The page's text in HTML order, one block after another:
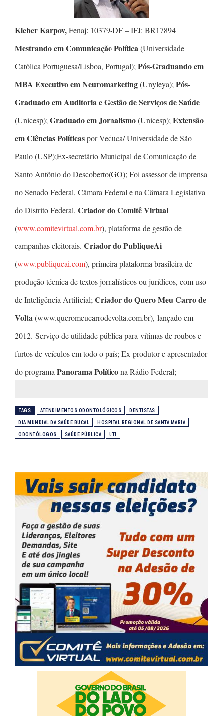
Kleber Karpov,Fenaj: 10379-DF – IFJ: BR17894
Mestrando em Comunicação Política(Universidade
Católica Portuguesa/Lisboa, Portugal); Pós-Graduando em
MBA Executivo em Neuromarketing(Unyleya); Pós-
Graduado em Auditoria e Gestão de Serviços de Saúde
(Unicesp); Graduado em Jornalismo(Unicesp); Extensão
em Ciências Políticaspor Veduca/ Universidade de São
Paulo (USP);Ex-secretário Municipal de Comunicação de
Santo Antônio do Descoberto(GO); Foi assessor de imprensa
no Senado Federal, Câmara Federal e na Câmara Legislativa
do Distrito Federal. Criador do Comitê Virtual
(www.comitevirtual.com.br), plataforma de gestão de
campanhas eleitorais. Criador do PubliqueAi
(www.publiqueai.com), primeira plataforma brasileira de
produção técnica de textos jornalísticos ou jurídicos, com uso
de Inteligência Artificial; Criador do Quero Meu Carro de
Volta(www.queromeucarrodevolta.com.br), lançado em
2012. Serviço de utilidade pública para vítimas de roubos e
furtos de veículos em todo o país; Ex-produtor e apresentador
do programa Panorama Políticona Rádio Federal;
TAGS ATENDIMENTOS ODONTOLÓGICOS DENTISTAS
DIA MUNDIAL DA SAÚDE BUCAL HOSPITAL REGIONAL DE SANTA MARIA
ODONTÓLOGOS SAÚDE PÚBLICA UTI